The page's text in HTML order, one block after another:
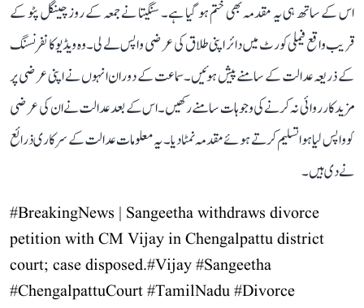
اس کے ساتھ ہی یہ مقدمہ بھی ختم ہو گیا ہے۔ سنگیتا نے جمعہ کے روز چینگل پٹو کے
قریب واقع فیملی کورٹ میں دائر اپنی طلاق کی عرضی واپس لے لی۔ وہ ویڈیو کانفرنسنگ
کے ذریعہ عدالت کے سامنے پیش ہوئیں۔ سماعت کے دوران انہوں نے اپنی عرضی پر
مزید کارروائی نہ کرنے کی وجوہات سامنے رکھیں۔ اس کے بعد عدالت نے ان کی عرضی
کو واپس لیا ہوا تسلیم کرتے ہوئے مقدمہ نمٹا دیا۔ یہ معلومات عدالت کے سرکاری ذرائع
نے دی ہیں۔
#BreakingNews | Sangeetha withdraws divorce
petition with CM Vijay in Chengalpattu district
court; case disposed.#Vijay#Sangeetha
#ChengalpattuCourt#TamilNadu#Divorce